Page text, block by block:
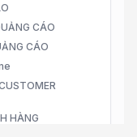
CÁO
CÁO
HÀNG